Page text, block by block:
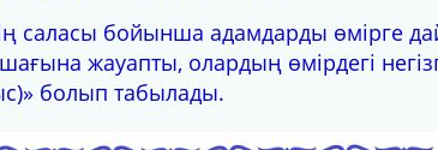
саласы бойынша адамдарды өмірге
жауапты, олардың өмірдегі
болып табылады.